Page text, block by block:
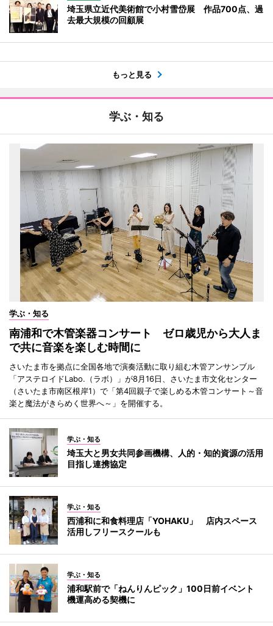
埼玉県立近代美術館で小村雪岱展 作品700点、過
去最大規模の回顧展
もっと見る
学ぶ・知る
学ぶ・知る
南浦和で木管楽器コンサート ゼロ歳児から大人ま
で共に音楽を楽しむ時間に
さいたま市を拠点に全国各地で演奏活動に取り組む木管アンサンブル
「アステロイドLabo.（ラボ）」が8月16日、さいたま市文化センター
（さいたま市南区根岸1）で「第4回親子で楽しめる木管コンサート～音
楽と魔法がきらめく世界へ～」を開催する。
学ぶ・知る
埼玉大と男女共同参画機構、人的・知的資源の活用
目指し連携協定
学ぶ・知る
西浦和に和食料理店「YOHAKU」 店内スペース
活用しフリースクールも
学ぶ・知る
浦和駅前で「ねんりんピック」100日前イベント
機運高める契機に